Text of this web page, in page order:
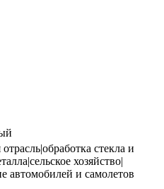
отрасль|обработка стекла и
хозяйство|
автомобилей и самолетов